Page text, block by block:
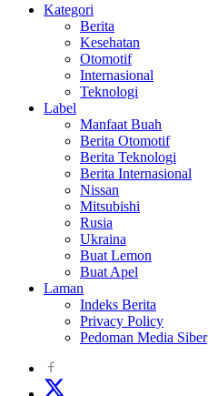
Kategori
Berita
Kesehatan
Otomotif
Internasional
Teknologi
Label
Manfaat Buah
Berita Otomotif
Berita Teknologi
Berita Internasional
Nissan
Mitsubishi
Rusia
Ukraina
Buat Lemon
Buat Apel
Laman
Indeks Berita
Privacy Policy
Pedoman Media Siber